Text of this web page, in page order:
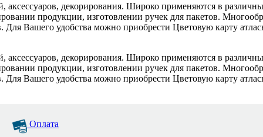
аксессуаров, декорирования. Широко применяются в
продукции, изготовлении ручек для пакетов.
Вашего удобства можно приобрести Цветовую карту
аксессуаров, декорирования. Широко применяются в
продукции, изготовлении ручек для пакетов.
Вашего удобства можно приобрести Цветовую карту
Оплата